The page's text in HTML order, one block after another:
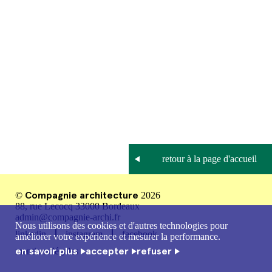
Nous utilisons des cookies et d'autres technologies pour
améliorer votre expérience et mesurer la performance.
en savoir plus accepter refuser
© Compagnie architecture 2026
88, rue Lecocq 33000 Bordeaux
admin@compagnie-archi.fr
linkedin
instagram
facebook
mentions légales